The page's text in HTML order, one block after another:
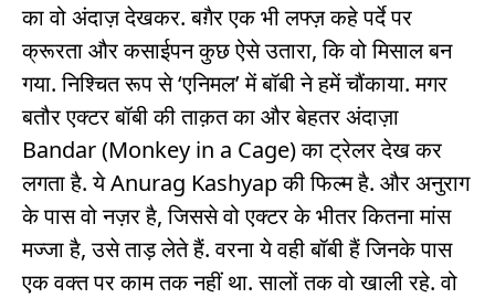
का वो अंदाज़ देखकर. बग़ैर एक भी लफ्ज़ कहे पर्दे पर
क्रूरता और कसाईपन कुछ ऐसे उतारा, कि वो मिसाल बन
गया. निश्चित रूप से ‘एनिमल’ में बॉबी ने हमें चौंकाया. मगर
बतौर एक्टर बॉबी की ताक़त का और बेहतर अंदाज़ा
Bandar (Monkey in a Cage) का ट्रेलर देख कर
लगता है. ये Anurag Kashyap की फिल्म है. और अनुराग
के पास वो नज़र है, जिससे वो एक्टर के भीतर कितना मांस
मज्जा है, उसे ताड़ लेते हैं. वरना ये वही बॉबी हैं जिनके पास
एक वक्त पर काम तक नहीं था. सालों तक वो खाली रहे. वो